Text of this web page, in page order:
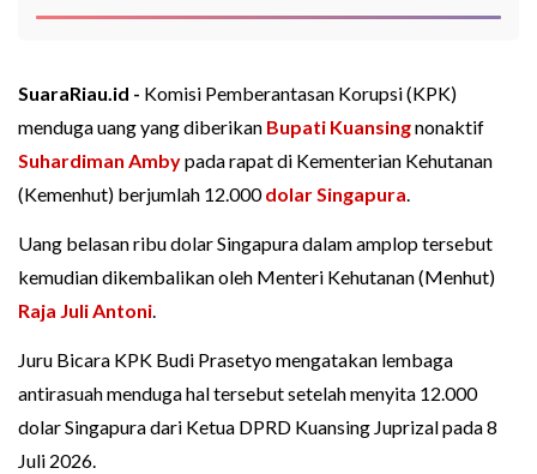
SuaraRiau.id - Komisi Pemberantasan Korupsi (KPK)
menduga uang yang diberikan Bupati Kuansingnonaktif
Suhardiman Ambypada rapat di Kementerian Kehutanan
(Kemenhut) berjumlah 12.000dolar Singapura.
Uang belasan ribu dolar Singapura dalam amplop tersebut
kemudian dikembalikan oleh Menteri Kehutanan (Menhut)
Raja Juli Antoni.
Juru Bicara KPK Budi Prasetyo mengatakan lembaga
antirasuah menduga hal tersebut setelah menyita 12.000
dolar Singapura dari Ketua DPRD Kuansing Juprizal pada 8
Juli 2026.